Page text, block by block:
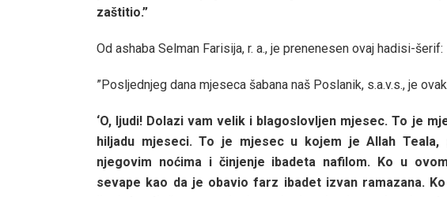
zaštitio.”
Od ashaba Selman Farisija, r. a., je prenenesen ovaj hadisi-šerif:
”Posljednjeg dana mjeseca šabana naš Poslanik, s.a.v.s., je
‘O, ljudi! Dolazi vam velik i blagoslovljen mjesec. To je
hiljadu mjeseci. To je mjesec u kojem je Allah
njegovim noćima i činjenje ibadeta nafilom. Ko u
sevape kao da je obavio farz ibadet izvan ramazana.